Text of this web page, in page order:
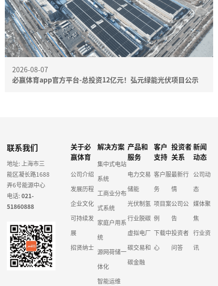
2026-08-07
必赢体育app官方平台-总投资12亿元！弘元绿能光伏项目公示
联系我们
地址: 上海市三
能区凝长路1688
弄6号能源中心
电话:021-
51860888
关于必
赢体育
公司介绍
发展历程
企业文化
可持续发
展
招贤纳士
解决方案
集中式电站
系统
工商业分布
式系统
家庭户用系
统
源网荷储一
体化
智能运维
产品和
服务
电力交易
储能
光伏制氢
行业脱碳
虚拟电厂
碳交易和
碳金融
客户
支持
客户服
务
项目案
例
下载中
心
投资者
关系
最新行
情
公司公
告
投资者
问答
新闻
动态
公司动
态
媒体聚
焦
行业资
讯